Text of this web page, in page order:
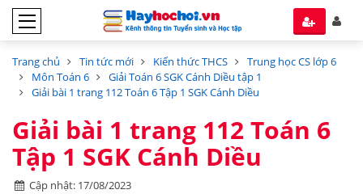
Trang chủ Tin tức mới Kiến thức THCS
Trung học CS lớp 6
Môn Toán 6
Giải Toán 6 SGK Cánh Diều tập 1
Giải bài 1 trang 112 Toán 6 Tập 1 SGK Cánh Diều
Giải bài 1 trang 112 Toán 6
Tập 1 SGK Cánh Diều
Cập nhật: 17/08/2023